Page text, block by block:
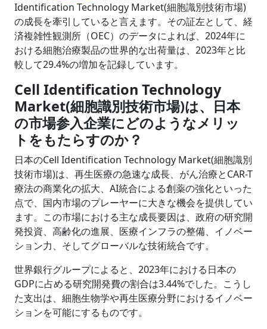
Identification Technology Market(細胞識別技術市場)
の成長を牽引していると言えます。その証左として、経
済複雑性観測所（OEC）のデータによれば、2024年に
おける細胞治療製品の世界的な出荷量は、2023年と比
較して29.4%の増加を記録しています。
Cell Identification Technology
Market(細胞識別技術市場)は、日本
の市場参入企業にどのようなメリッ
トをもたらすのか？
日本のCell Identification Technology Market(細胞識別
技術市場)は、再生医療の急速な成長、がん治療とCAR-T
療法の商業化の拡大、AI統合による創薬の強化といった
点で、国内市場のプレーヤーに大きな機会を提供してい
ます。この市場における主な成長要因は、政府の研究開
発投資、高齢化の進展、医療インフラの整備、イノベー
ション力、そしてグローバルな技術統合です。
世界銀行グループによると、2023年における日本の
GDPに占める研究開発費の割合は3.44%でした。こうし
た支出は、細胞生物学や再生医療分野におけるイノベー
ションを可能にするものです。